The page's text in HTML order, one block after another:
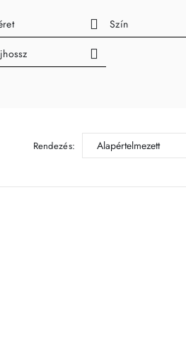
Szín
Rendezés: